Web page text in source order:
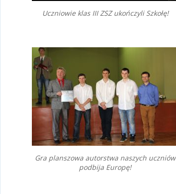
Uczniowie klas III ZSZ ukończyli Szkołę!
Gra planszowa autorstwa naszych uczniów
podbija Europę!